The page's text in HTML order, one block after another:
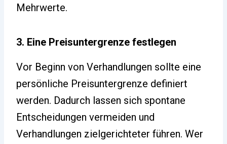
Mehrwerte.
3. Eine Preisuntergrenze festlegen
Vor Beginn von Verhandlungen sollte eine
persönliche Preisuntergrenze definiert
werden. Dadurch lassen sich spontane
Entscheidungen vermeiden und
Verhandlungen zielgerichteter führen. Wer